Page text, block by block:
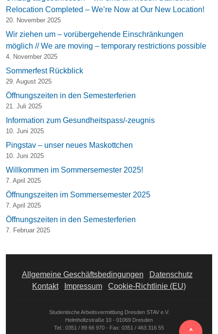
‸
Relocation Completed – We’re Now at Our New Location!
20. November 2025
Wir ziehen um – vorübergehende Einschränkungen
möglich // We are moving – temporary restrictions possible
4. November 2025
Sommerfest Rückblick
29. August 2025
Öffnungszeiten in den Semesterferien
21. Juli 2025
Information zum Gesundheitspass/-zeugnis
10. Juni 2025
Pingstav – unser neues Maskottchen
10. Juni 2025
Willkommen im Sommersemester 2025!
7. April 2025
Öffnungszeiten im Sommersemester 2025
7. April 2025
Öffnungszeiten in den Semesterferien
7. Februar 2025
Allgemeine Geschäftsbedingungen
Datenschutz
Kontakt
Impressum Cookie-Richtlinie (EU)
Studentische Arbeitsvermittlung Dresden STAV e.V.
Helmholtzstraße 10 - 01069 Dresden
Tel.: 0351 / 89 66 970 - Fax: 0351 / 463 316 55